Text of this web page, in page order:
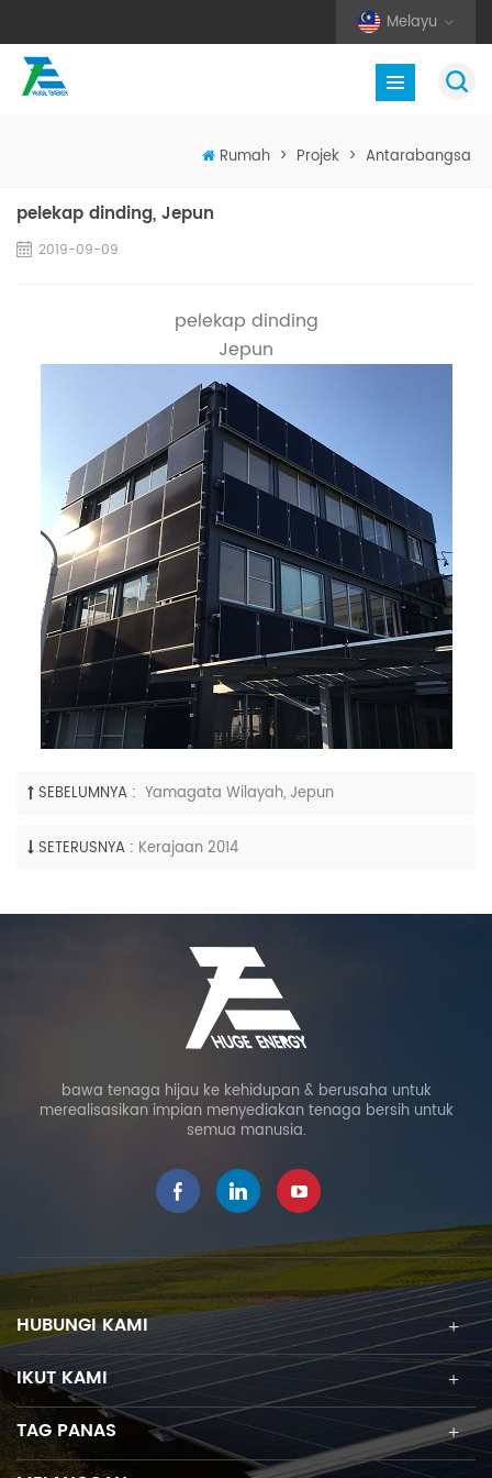
Melayu
Rumah > Projek > Antarabangsa
pelekap dinding, Jepun
2019-09-09
pelekap dinding
Jepun
SEBELUMNYA : Yamagata Wilayah, Jepun
SETERUSNYA : Kerajaan 2014
bawa tenaga hijau ke kehidupan & berusaha untuk
merealisasikan impian menyediakan tenaga bersih untuk
semua manusia.
HUBUNGI KAMI
IKUT KAMI
TAG PANAS